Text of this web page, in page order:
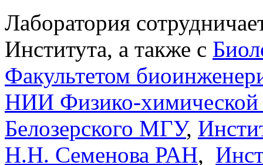
Лаборатория
Института, а также с
Факультетом
НИИ Физико-
Белозерского МГУ,
Н.Н. Семенова РАН,